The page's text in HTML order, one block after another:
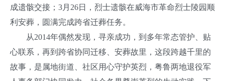
成遗骸交接；3月26日，烈士遗骸在威海市革命烈士陵园顺
利安葬，圆满完成跨省迁葬任务。
从2014年偶然发现，寻亲成功，到多年常态管护、贴
心联系，再到跨省协同迁移、安葬故里，这段跨越千里的
故事，是属地街道、社区用心守护英烈，粤鲁两地退役军